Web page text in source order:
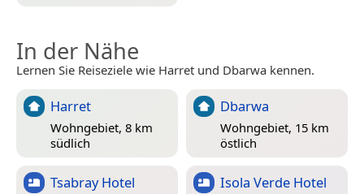
In der Nähe
Lernen Sie Reiseziele wie Harret und Dbarwa kennen.
Harret
Wohngebiet, 8 km
südlich
Dbarwa
Wohngebiet, 15 km
östlich
Tsabray Hotel Isola Verde Hotel